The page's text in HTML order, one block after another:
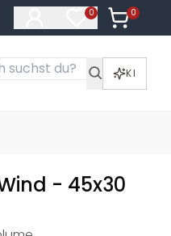
0
Artikel im
0
Artikel
KI
- 45x30